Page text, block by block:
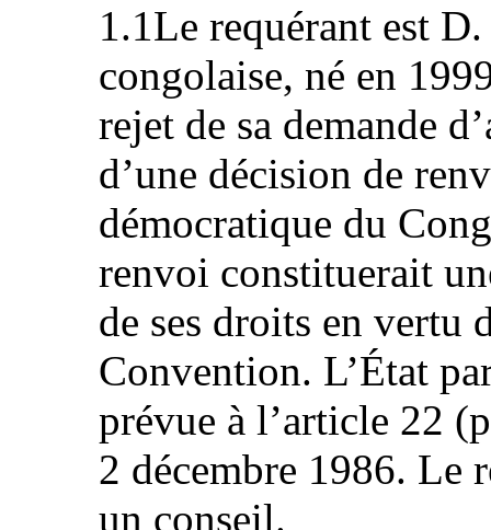
1.1Le requérant est
congolaise, né en
rejet de sa demande
d’une décision de
démocratique du
renvoi constituerait
de ses droits en vertu
Convention. L’État
prévue à l’article 22
2 décembre 1986. Le
un conseil.